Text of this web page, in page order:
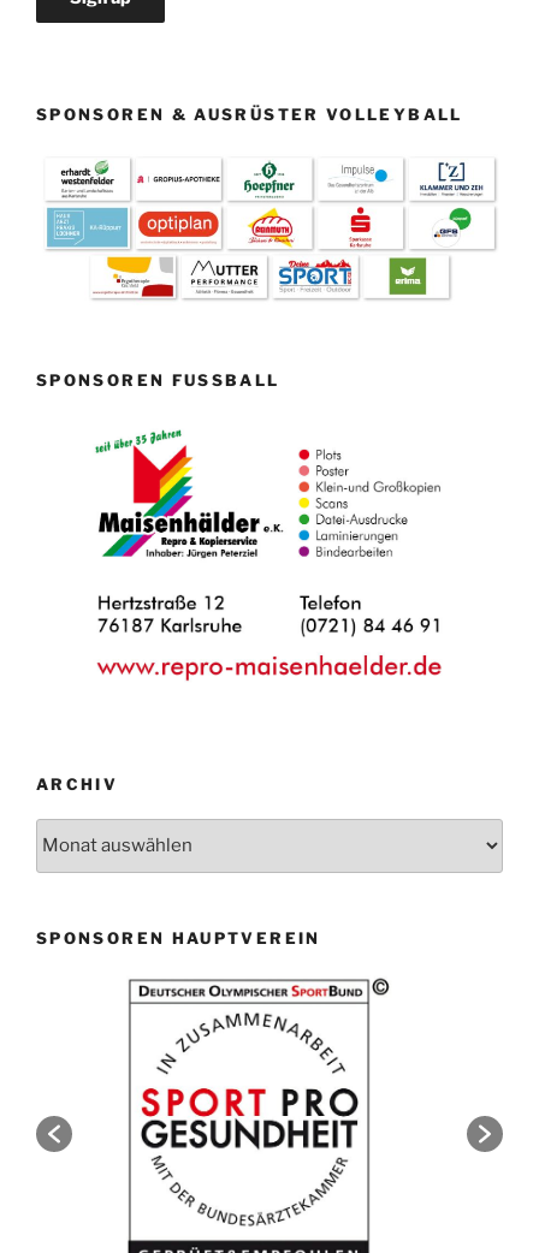
SPONSOREN & AUSRÜSTER VOLLEYBALL
SPONSOREN FUSSBALL
ARCHIV
SPONSOREN HAUPTVEREIN